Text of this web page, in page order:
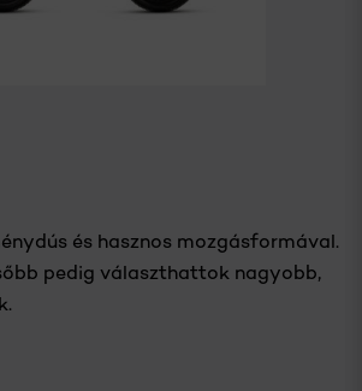
és hasznos mozgásformával.
pedig választhattok nagyobb,